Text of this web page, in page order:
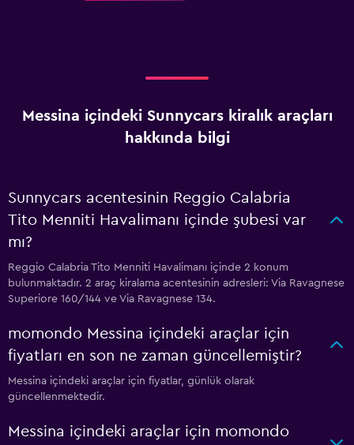
Messina içindeki Sunnycars kiralık araçları
hakkında bilgi
Sunnycars acentesinin Reggio Calabria
Tito Menniti Havalimanı içinde şubesi var
mı?
Reggio Calabria Tito Menniti Havalimanı içinde 2 konum
bulunmaktadır. 2 araç kiralama acentesinin adresleri: Via Ravagnese
Superiore 160/144 ve Via Ravagnese 134.
momondo Messina içindeki araçlar için
fiyatları en son ne zaman güncellemiştir?
Messina içindeki araçlar için fiyatlar, günlük olarak
güncellenmektedir.
Messina içindeki araçlar için momondo